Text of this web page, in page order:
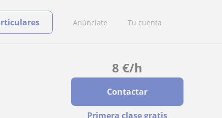
Anúnciate Tu cuenta
8 €/h
Contactar
Primera clase gratis